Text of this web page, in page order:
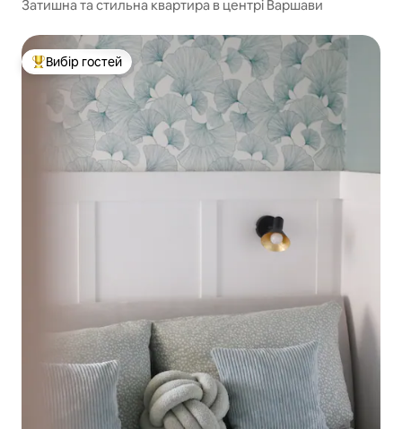
Затишна та стильна квартира в центрі Варшави
Топ вибір гостей
Вибір гостей